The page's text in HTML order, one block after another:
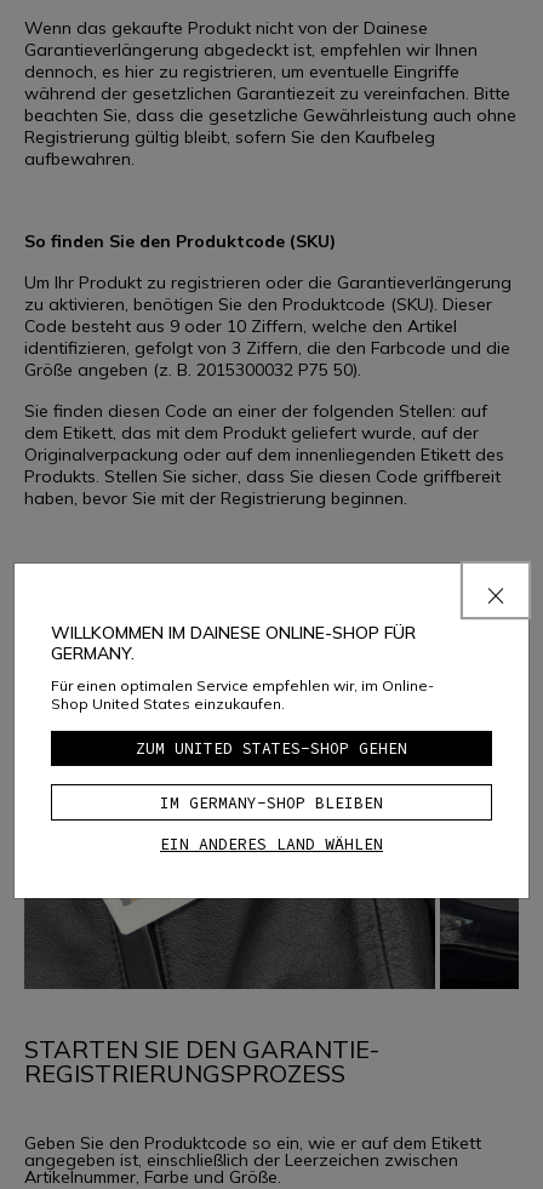
Wenn das gekaufte Produkt nicht von der Dainese
Garantieverlängerung abgedeckt ist, empfehlen wir Ihnen
dennoch, es hier zu registrieren, um eventuelle Eingriffe
während der gesetzlichen Garantiezeit zu vereinfachen. Bitte
beachten Sie, dass die gesetzliche Gewährleistung auch ohne
Registrierung gültig bleibt, sofern Sie den Kaufbeleg
aufbewahren.
So finden Sie den Produktcode (SKU)
Um Ihr Produkt zu registrieren oder die Garantieverlängerung
zu aktivieren, benötigen Sie den Produktcode (SKU). Dieser
Code besteht aus 9 oder 10 Ziffern, welche den Artikel
identifizieren, gefolgt von 3 Ziffern, die den Farbcode und die
Größe angeben (z. B. 2015300032 P75 50).
Sie finden diesen Code an einer der folgenden Stellen: auf
dem Etikett, das mit dem Produkt geliefert wurde, auf der
Originalverpackung oder auf dem innenliegenden Etikett des
Produkts. Stellen Sie sicher, dass Sie diesen Code griffbereit
haben, bevor Sie mit der Registrierung beginnen.
STARTEN SIE DEN GARANTIE-
REGISTRIERUNGSPROZESS
Geben Sie den Produktcode so ein, wie er auf dem Etikett
angegeben ist, einschließlich der Leerzeichen zwischen
Artikelnummer, Farbe und Größe.
WILLKOMMEN IM DAINESE ONLINE-SHOP FÜR
GERMANY.
Für einen optimalen Service empfehlen wir, im Online-
Shop United States einzukaufen.
ZUM UNITED STATES-SHOP GEHEN
IM GERMANY-SHOP BLEIBEN
EIN ANDERES LAND WÄHLEN